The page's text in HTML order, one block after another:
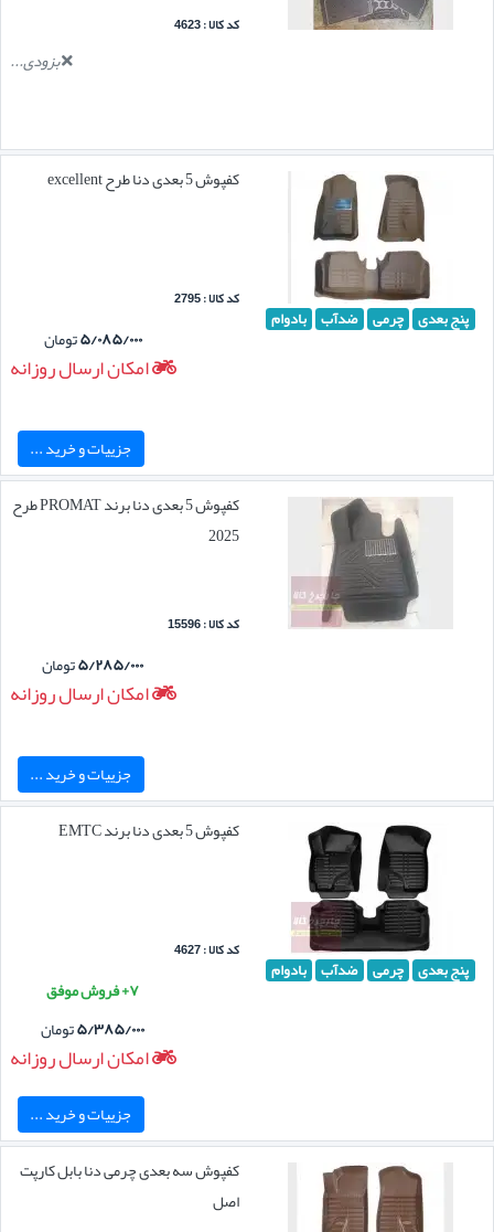
کد کالا : 4623
بزودی...
پنج بعدی چرمی ضدآب بادوام
کفپوش 5 بعدی دنا طرح excellent
کد کالا : 2795
۵/۰۸۵/۰۰۰تومان
امکان ارسال روزانه
جزییات و خرید ...
کفپوش 5 بعدی دنا برند PROMAT طرح
2025
کد کالا : 15596
۵/۲۸۵/۰۰۰تومان
امکان ارسال روزانه
جزییات و خرید ...
پنج بعدی چرمی ضدآب بادوام
کفپوش 5 بعدی دنا برند EMTC
کد کالا : 4627
۷+ فروش موفق
۵/۳۸۵/۰۰۰تومان
امکان ارسال روزانه
جزییات و خرید ...
کفپوش سه بعدی چرمی دنا بابل کارپت
اصل